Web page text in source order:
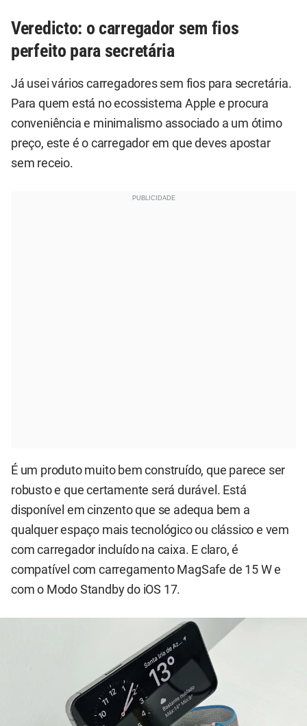
Veredicto: o carregador sem fios
perfeito para secretária
Já usei vários carregadores sem fios para secretária.
Para quem está no ecossistema Apple e procura
conveniência e minimalismo associado a um ótimo
preço, este é o carregador em que deves apostar
sem receio.
É um produto muito bem construído, que parece ser
robusto e que certamente será durável. Está
disponível em cinzento que se adequa bem a
qualquer espaço mais tecnológico ou clássico e vem
com carregador incluído na caixa. E claro, é
compatível com carregamento MagSafe de 15 W e
com o Modo Standby do iOS 17.